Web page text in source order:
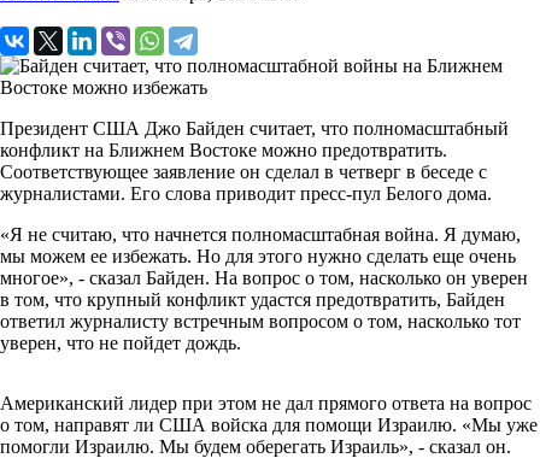
Президент США Джо Байден считает, что полномасштабный
конфликт на Ближнем Востоке можно предотвратить.
Соответствующее заявление он сделал в четверг в беседе с
журналистами. Его слова приводит пресс-пул Белого дома.
«Я не считаю, что начнется полномасштабная война. Я думаю,
мы можем ее избежать. Но для этого нужно сделать еще очень
многое», - сказал Байден. На вопрос о том, насколько он уверен
в том, что крупный конфликт удастся предотвратить, Байден
ответил журналисту встречным вопросом о том, насколько тот
уверен, что не пойдет дождь.
Американский лидер при этом не дал прямого ответа на вопрос
о том, направят ли США войска для помощи Израилю. «Мы уже
помогли Израилю. Мы будем оберегать Израиль», - сказал он.